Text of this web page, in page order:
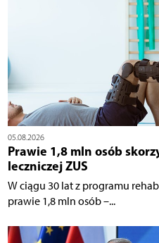
05.08.2026
Prawie 1,8 mln osób
leczniczej ZUS
W ciągu 30 lat z programu
prawie 1,8 mln osób –...